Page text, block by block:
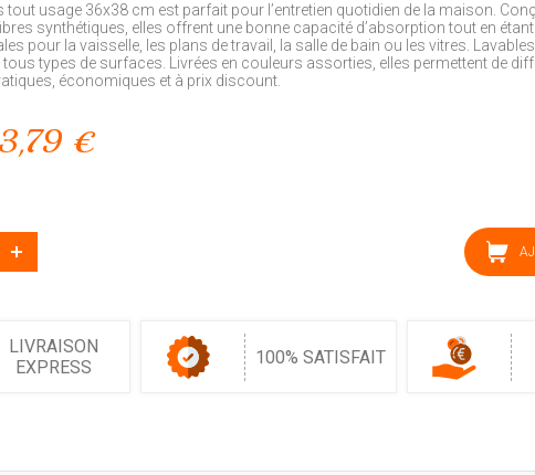
tout usage 36x38 cm est parfait pour l’entretien quotidien de la maison.
synthétiques, elles offrent une bonne capacité d’absorption tout en
pour la vaisselle, les plans de travail, la salle de bain ou les vitres.
types de surfaces. Livrées en couleurs assorties, elles permettent de
économiques et à prix discount.
3,79 €
LIVRAISON
EXPRESS
100% SATISFAIT